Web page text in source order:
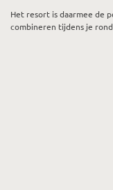
Het resort is daarmee de
combineren tijdens je